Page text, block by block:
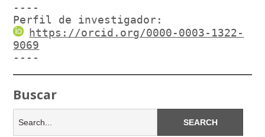
----
Perfil de investigador:
https://orcid.org/0000-0003-1322-
9069
----
Buscar